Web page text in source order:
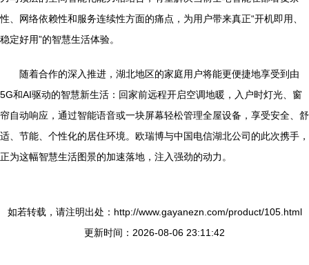
性、网络依赖性和服务连续性方面的痛点，为用户带来真正“开机即用、
稳定好用”的智慧生活体验。
随着合作的深入推进，湖北地区的家庭用户将能更便捷地享受到由
5G和AI驱动的智慧新生活：回家前远程开启空调地暖，入户时灯光、窗
帘自动响应，通过智能语音或一块屏幕轻松管理全屋设备，享受安全、舒
适、节能、个性化的居住环境。欧瑞博与中国电信湖北公司的此次携手，
正为这幅智慧生活图景的加速落地，注入强劲的动力。
如若转载，请注明出处：http://www.gayanezn.com/product/105.html
更新时间：2026-08-06 23:11:42